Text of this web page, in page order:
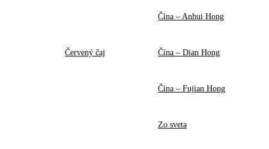
Červený čaj
Čína – Anhui Hong
Čína – Dian Hong
Čína – Fujian Hong
Zo sveta